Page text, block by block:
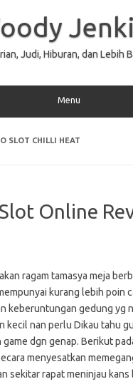
Judi, Hiburan, dan Lebih
Menu
SLOT CHILLI HEAT
Online
ragam tamasya meja
kurang lebih poin
keberuntungan gedung yg
kecil nan perlu Dikau tahu
dgn genap. Berikut
menyesatkan
sekitar rapat meninjau